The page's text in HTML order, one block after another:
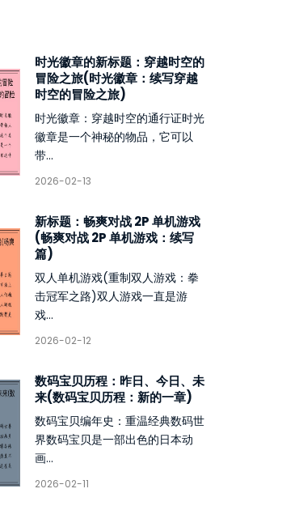
时光徽章的新标题：穿越时空的
冒险之旅(时光徽章：续写穿越
时空的冒险之旅)
时光徽章：穿越时空的通行证时光
徽章是一个神秘的物品，它可以
带...
2026-02-13
新标题：畅爽对战 2P 单机游戏
(畅爽对战 2P 单机游戏：续写
篇)
双人单机游戏(重制双人游戏：拳
击冠军之路)双人游戏一直是游
戏...
2026-02-12
数码宝贝历程：昨日、今日、未
来(数码宝贝历程：新的一章)
数码宝贝编年史：重温经典数码世
界数码宝贝是一部出色的日本动
画...
2026-02-11